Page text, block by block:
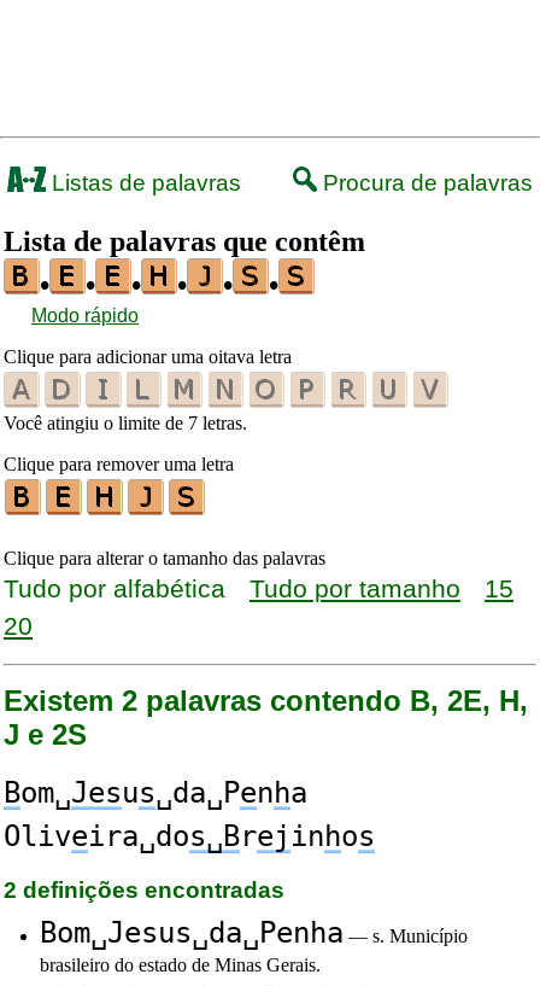
Listas de palavras Procura de palavras
Lista de palavras que contêm
•
• • • • •
Modo rápido
Clique para adicionar uma oitava letra
Você atingiu o limite de 7 letras.
Clique para remover uma letra
Clique para alterar o tamanho das palavras
Tudo por alfabética Tudo por tamanho
15
20
Existem 2 palavras contendo B, 2E, H,
J e 2S
Bom␣Jesus␣da␣Penha
Oliveira␣dos␣Brej inhos
2 definições encontradas
Bom␣Jesus␣da␣Penha — s. Município
brasileiro do estado de Minas Gerais.